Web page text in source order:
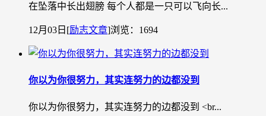
在坠落中长出翅膀 每个人都是一只可以飞向长...
12月03日 [励志文章]浏览：1694
你以为你很努力，其实连努力的边都没到
你以为你很努力，其实连努力的边都没到 ˂br...